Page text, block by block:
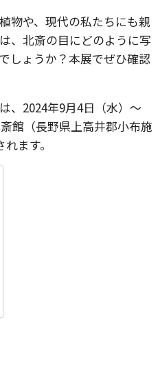
物や、現代の私たちにも親
、北斎の目にどのように写
しょうか？本展でぜひ確認
、2024年9月4日（水）〜
館（長野県上高井郡小布施
ます。